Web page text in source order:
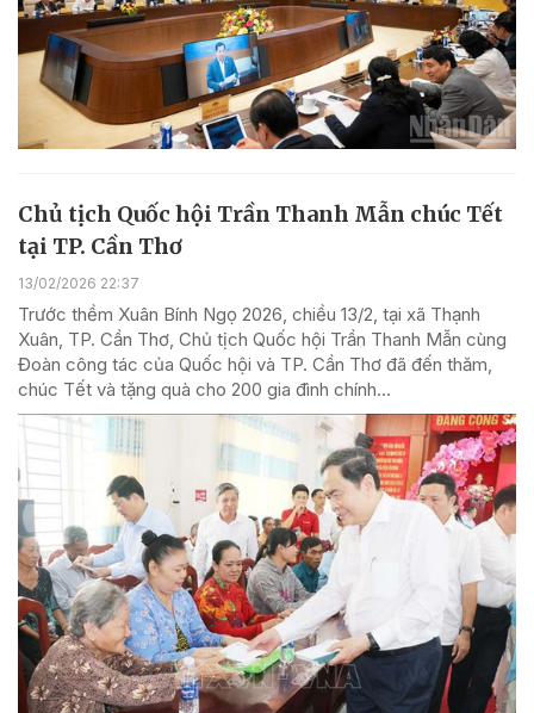
Chủ tịch Quốc hội Trần Thanh Mẫn chúc Tết
tại TP. Cần Thơ
13/02/2026 22:37
Trước thềm Xuân Bính Ngọ 2026, chiều 13/2, tại xã Thạnh
Xuân, TP. Cần Thơ, Chủ tịch Quốc hội Trần Thanh Mẫn cùng
Đoàn công tác của Quốc hội và TP. Cần Thơ đã đến thăm,
chúc Tết và tặng quà cho 200 gia đình chính...